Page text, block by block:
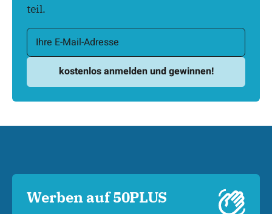
teil.
Werben auf 50PLUS